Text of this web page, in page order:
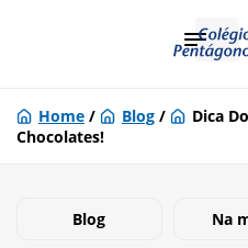
Home / Blog /
Dica
Chocolates!
Blog Na